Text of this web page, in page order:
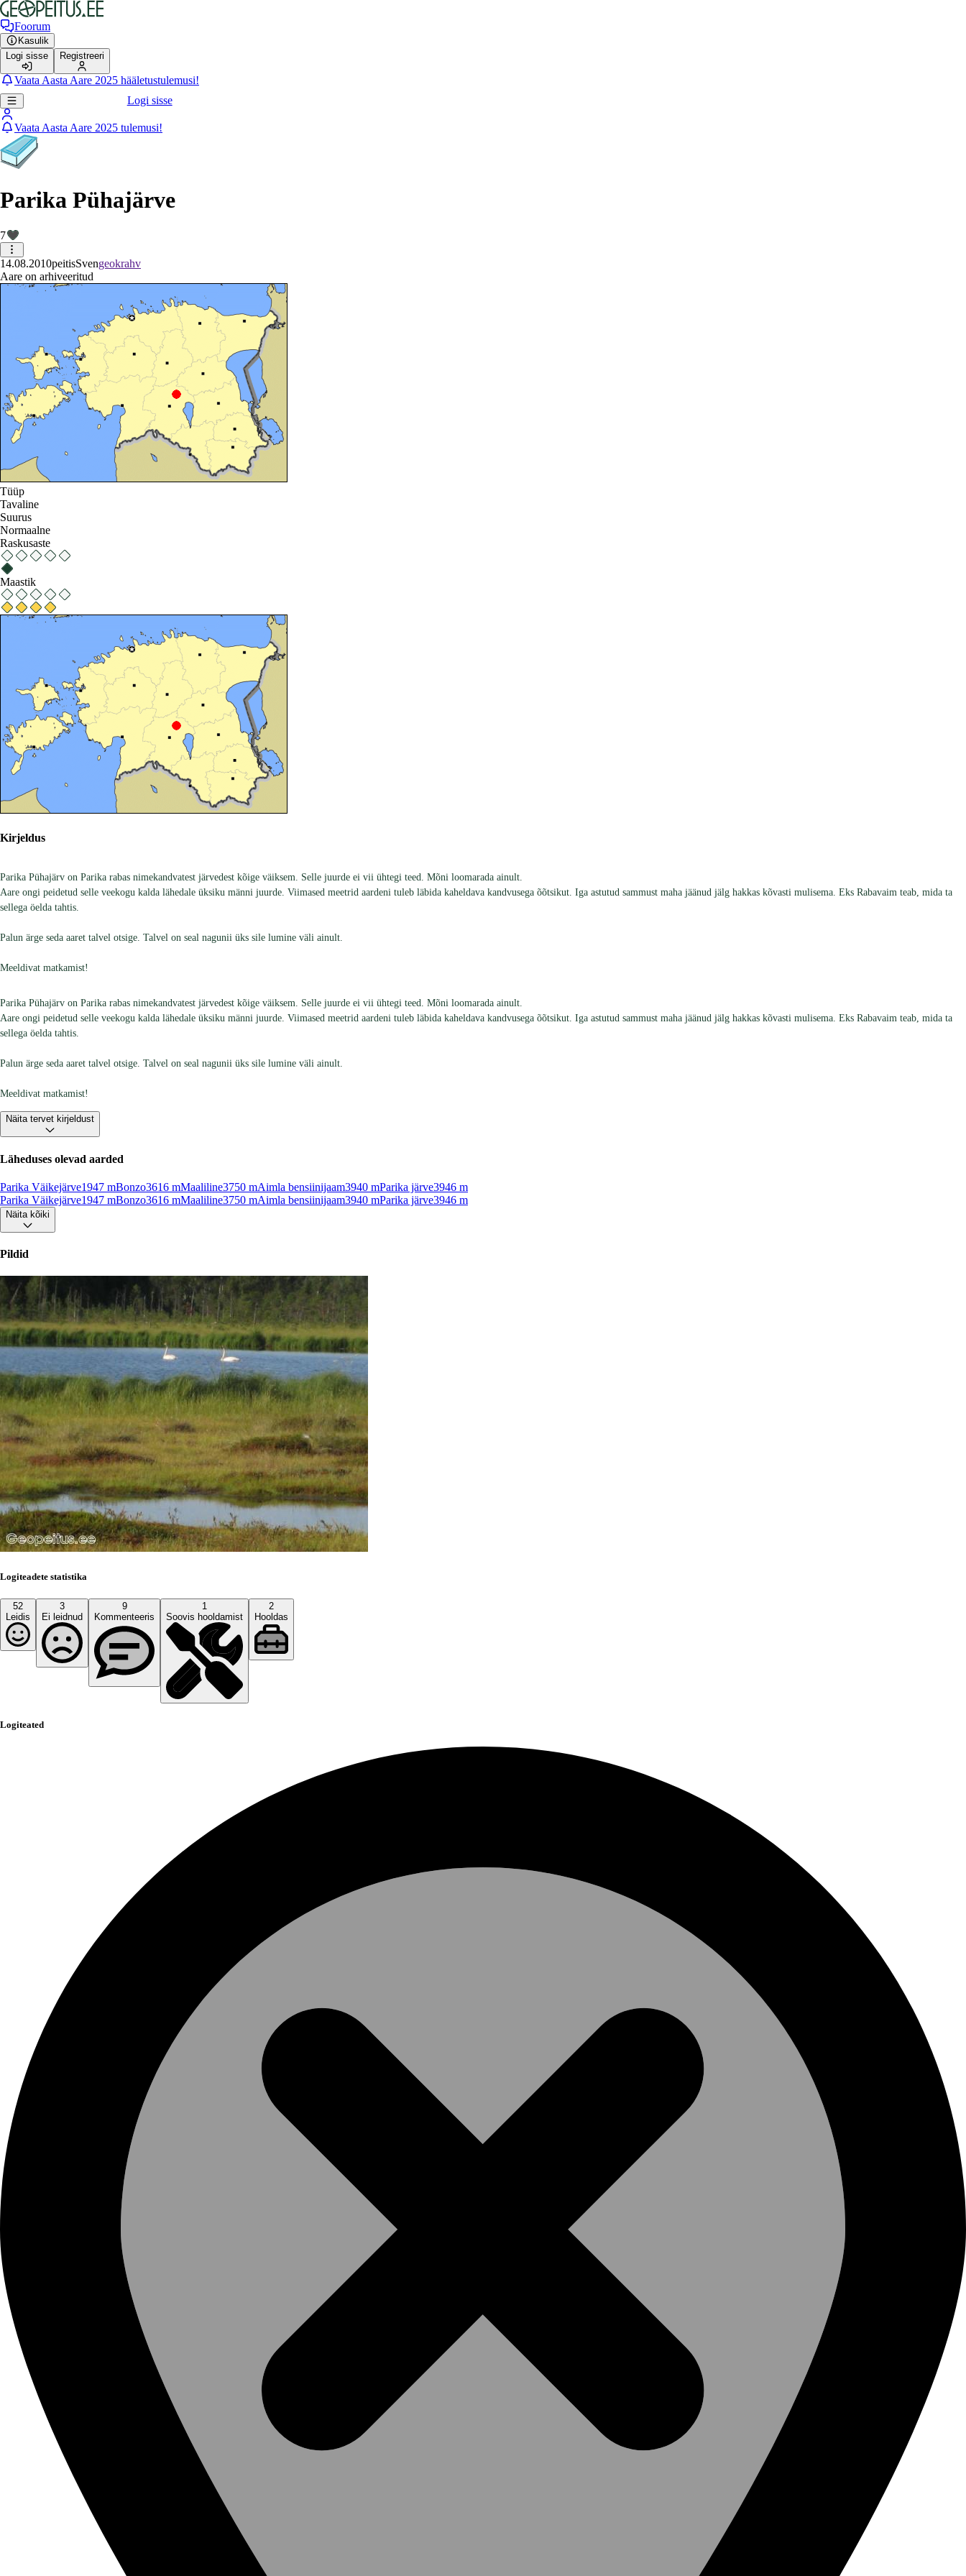
Foorum
Kasulik
Logi sisse
Registreeri
Vaata Aasta Aare 2025 hääletustulemusi!
Logi sisse
Vaata Aasta Aare 2025 tulemusi!
Parika Pühajärve
7
14.08.2010peitisSvengeokrahv
Aare on arhiveeritud
Tüüp
Tavaline
Suurus
Normaalne
Raskusaste
Maastik
Kirjeldus
Parika Pühajärv on Parika rabas nimekandvatest järvedest kõige väiksem. Selle juurde ei vii ühtegi teed. Mõni loomarada ainult.
Aare ongi peidetud selle veekogu kalda lähedale üksiku männi juurde. Viimased meetrid aardeni tuleb läbida kaheldava kandvusega õõtsikut. Iga astutud sammust maha jäänud jälg hakkas kõvasti mulisema. Eks Rabavaim teab, mida ta
sellega öelda tahtis.
Palun ärge seda aaret talvel otsige. Talvel on seal nagunii üks sile lumine väli ainult.
Meeldivat matkamist!
Parika Pühajärv on Parika rabas nimekandvatest järvedest kõige väiksem. Selle juurde ei vii ühtegi teed. Mõni loomarada ainult.
Aare ongi peidetud selle veekogu kalda lähedale üksiku männi juurde. Viimased meetrid aardeni tuleb läbida kaheldava kandvusega õõtsikut. Iga astutud sammust maha jäänud jälg hakkas kõvasti mulisema. Eks Rabavaim teab, mida ta
sellega öelda tahtis.
Palun ärge seda aaret talvel otsige. Talvel on seal nagunii üks sile lumine väli ainult.
Meeldivat matkamist!
Näita tervet kirjeldust
Läheduses olevad aarded
Parika Väikejärve1947 mBonzo3616 mMaaliline3750 mAimla bensiinijaam3940 mParika järve3946 m
Parika Väikejärve1947 mBonzo3616 mMaaliline3750 mAimla bensiinijaam3940 mParika järve3946 m
Näita kõiki
Pildid
Logiteadete statistika
52
Leidis
3
Ei leidnud
9
Kommenteeris
1
Soovis hooldamist
2
Hooldas
Logiteated